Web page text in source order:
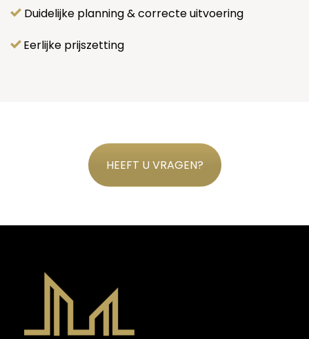
Duidelijke planning & correcte uitvoering
Eerlijke prijszetting
HEEFT U VRAGEN?